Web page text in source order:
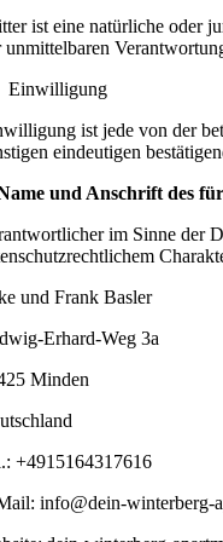
ist eine natürliche oder
unmittelbaren
ist jede von der
eindeutigen
und Anschrift des
im Sinne der
und Frank Basler
Erhard-Weg 3a
Minden
+4915164317616
info@dein-winterberg-